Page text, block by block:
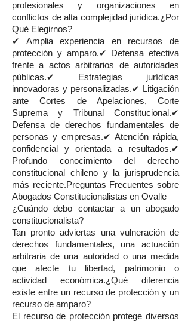
profesionales y organizaciones en
conflictos de alta complejidad jurídica.¿Por
Qué Elegirnos?
✔ Amplia experiencia en recursos de
protección y amparo.✔ Defensa efectiva
frente a actos arbitrarios de autoridades
públicas.✔ Estrategias jurídicas
innovadoras y personalizadas.✔ Litigación
ante Cortes de Apelaciones, Corte
Suprema y Tribunal Constitucional.✔
Defensa de derechos fundamentales de
personas y empresas.✔ Atención rápida,
confidencial y orientada a resultados.✔
Profundo conocimiento del derecho
constitucional chileno y la jurisprudencia
más reciente.Preguntas Frecuentes sobre
Abogados Constitucionalistas en Ovalle
¿Cuándo debo contactar a un abogado
constitucionalista?
Tan pronto adviertas una vulneración de
derechos fundamentales, una actuación
arbitraria de una autoridad o una medida
que afecte tu libertad, patrimonio o
actividad económica.¿Qué diferencia
existe entre un recurso de protección y un
recurso de amparo?
El recurso de protección protege diversos